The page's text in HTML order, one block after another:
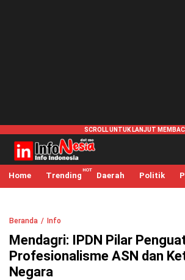
infonesia.me
Info Indonesia
Home Trending Daerah Politik
Beranda Info
Mendagri: IPDN Pilar
Profesionalisme ASN dan
Negara